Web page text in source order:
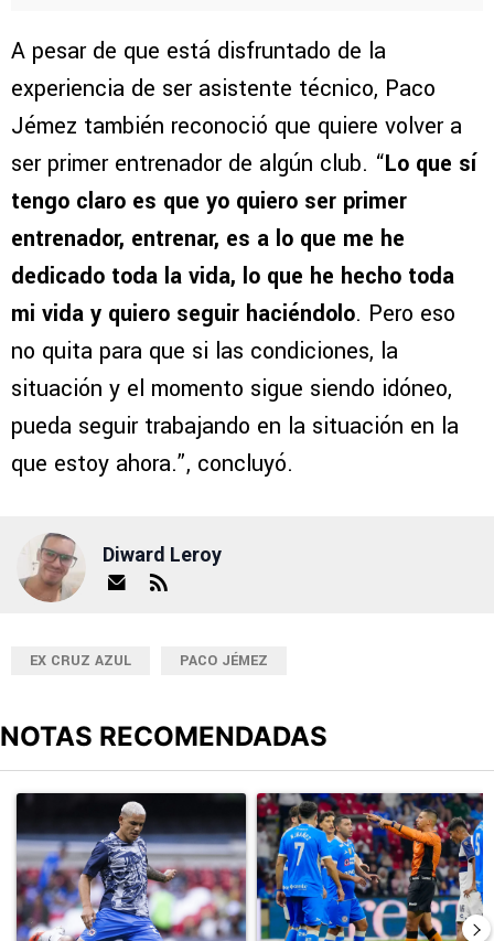
A pesar de que está disfruntado de la
experiencia de ser asistente técnico, Paco
Jémez también reconoció que quiere volver a
ser primer entrenador de algún club. “Lo que sí
tengo claro es que yo quiero ser primer
entrenador, entrenar, es a lo que me he
dedicado toda la vida, lo que he hecho toda
mi vida y quiero seguir haciéndolo. Pero eso
no quita para que si las condiciones, la
situación y el momento sigue siendo idóneo,
pueda seguir trabajando en la situación en la
que estoy ahora.”, concluyó.
Diward Leroy
EX CRUZ AZUL PACO JÉMEZ
NOTAS RECOMENDADAS
Un artículo de tendencia con el título "Revelan un detalle clave
Un artículo de tendencia con el